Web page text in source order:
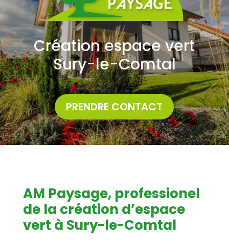
Création espace vert
Sury-le-Comtal
PRENDRE CONTACT
AM Paysage, professionel
de la création d’espace
vert à Sury-le-Comtal